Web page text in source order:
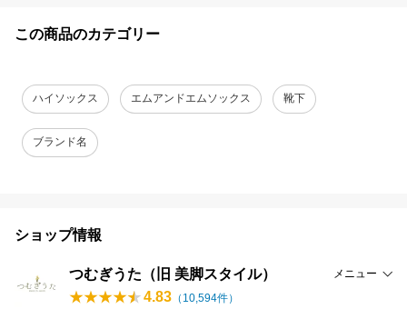
この商品のカテゴリー
ハイソックス エムアンドエムソックス 靴下
ブランド名
ショップ情報
つむぎうた（旧 美脚スタイル） メニュー
4.83 （ 10,594件）